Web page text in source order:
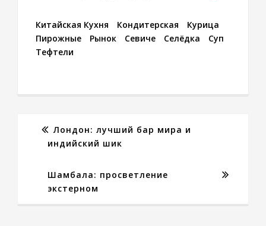
Китайская Кухня Кондитерская
Курица
Пирожные
Рынок Севиче Селёдка
Суп
Тефтели
Лондон: лучший бар мира и
индийский шик
Шамбала: просветление
экстерном